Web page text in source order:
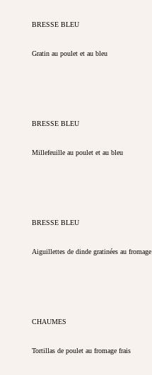
BRESSE BLEU
Gratin au poulet et au bleu
BRESSE BLEU
Millefeuille au poulet et au bleu
BRESSE BLEU
Aiguillettes de dinde gratinées au fromage
CHAUMES
Tortillas de poulet au fromage frais